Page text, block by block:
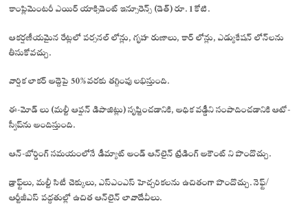
కాంప్లిమెంటరీ ఎయిర్ యాక్సిడెంట్ ఇన్సూరెన్స్ (డెత్) రూ. 1 కోటి.
ఆకర్షణీయమైన రేట్లలో పర్సనల్ లోన్లు, గృహ రుణాలు, కార్ లోన్లు, ఎడ్యుకేషన్ లోన్‌లను
తీసుకోవచ్చు.
వార్షిక లాకర్ అద్దెపై 50% వరకు తగ్గింపు లభిస్తుంది.
ఈ-మోడ్ లు (మల్టీ ఆప్షన్ డిపాజిట్లు) సృష్టించడానికి, అధిక వడ్డీని సంపాదించడానికి ఆటో-
స్వీప్‌ను అందిస్తుంది.
ఆన్-బోర్డింగ్ సమయంలోనే డీమ్యాట్ అండ్ ఆన్‌లైన్ ట్రేడింగ్ అకౌంట్ ని పొందొచ్చు.
డ్రాఫ్ట్‌లు, మల్టీ సిటీ చెక్కులు, ఎస్ఎంఎస్ హెచ్చరికలను ఉచితంగా పొందొచ్చు. నెఫ్ట్/
ఆర్టీజీఎస్ పద్ధతుల్లో ఉచిత ఆన్‌లైన్ లావాదేవీలు.